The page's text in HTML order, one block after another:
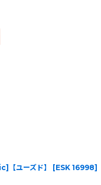
ユーズド】 [ESK 16998]